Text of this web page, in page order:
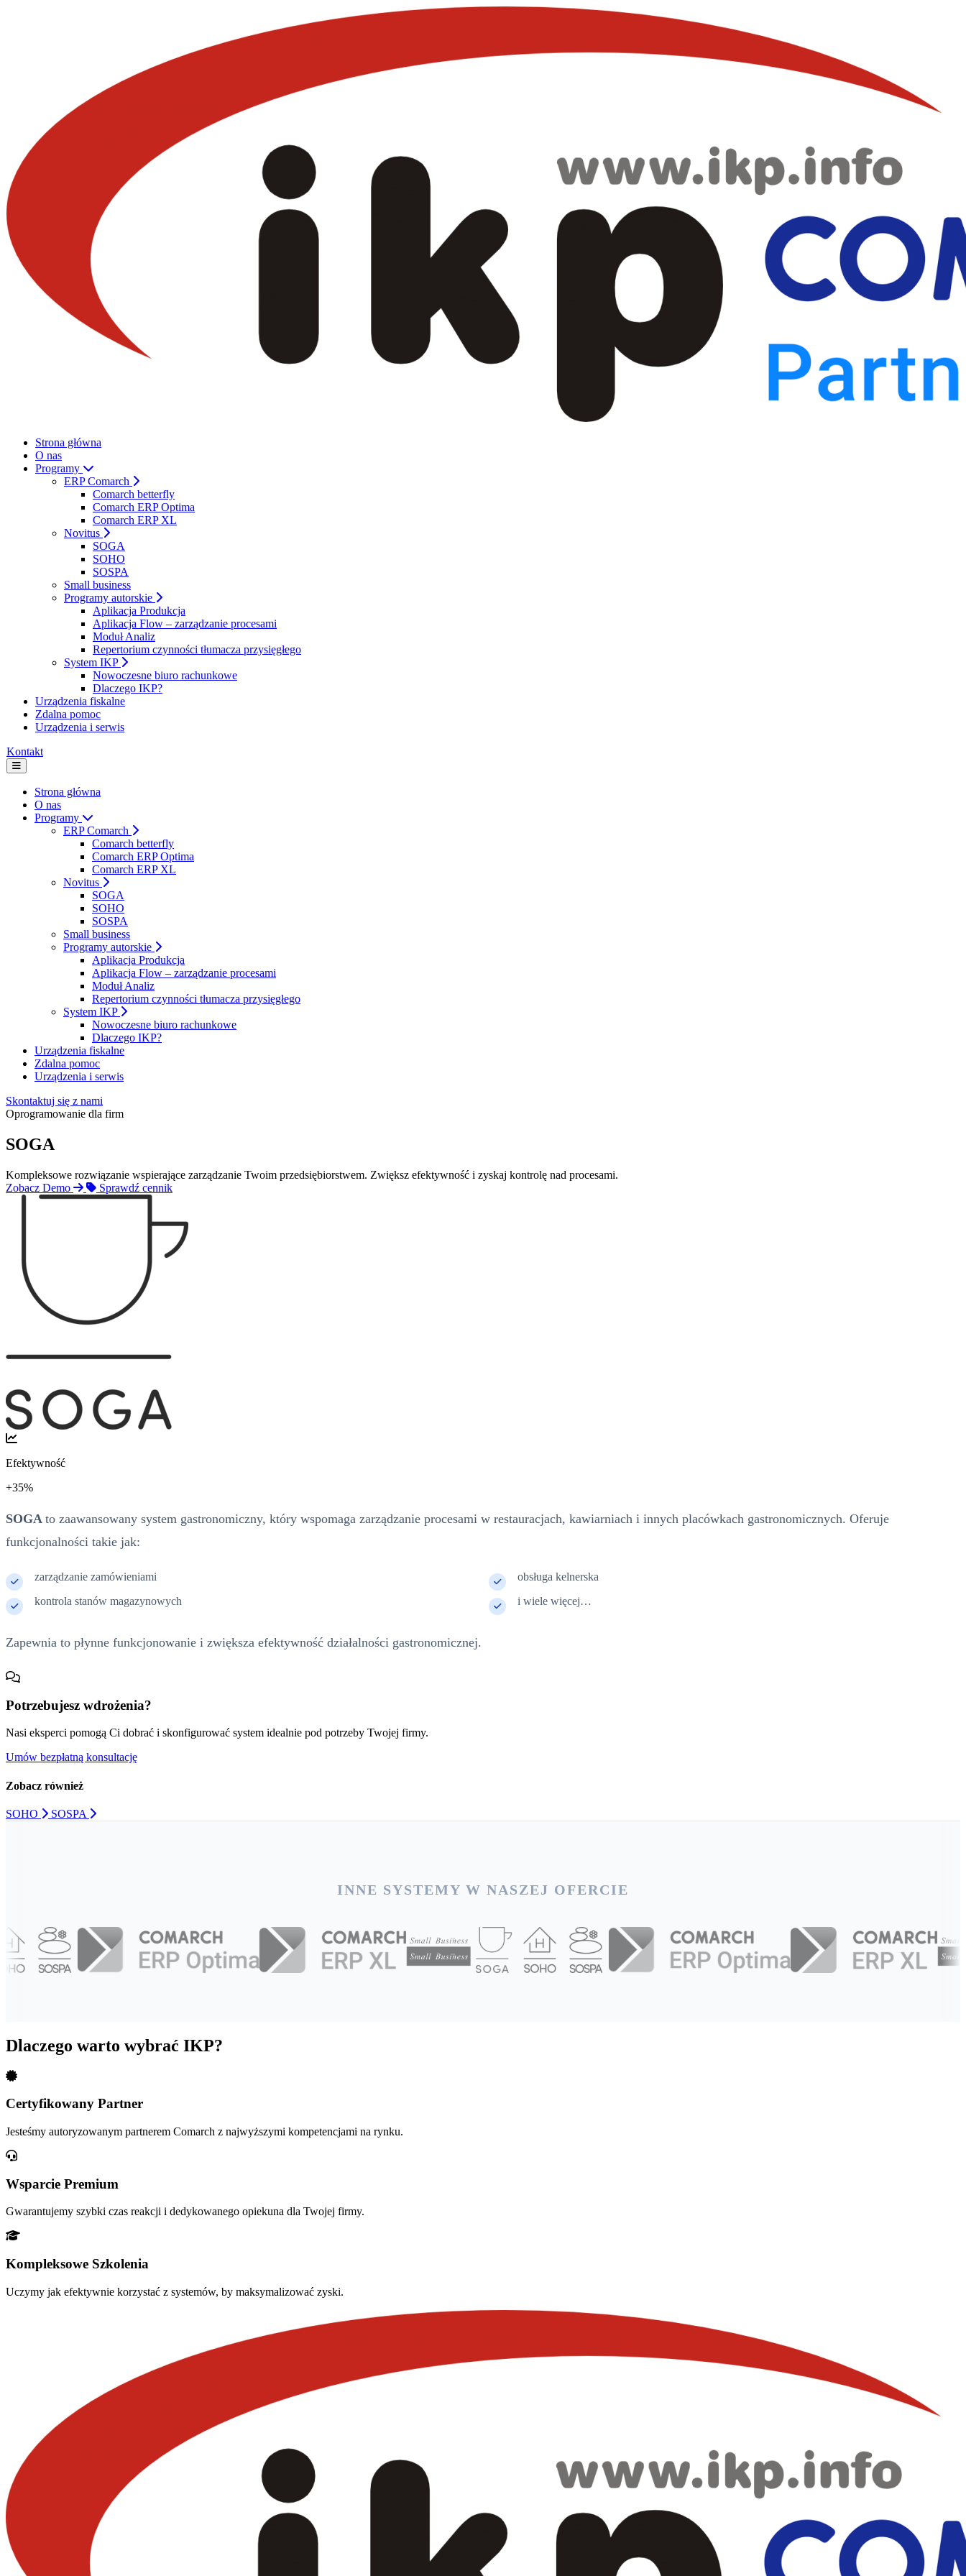
Strona główna
O nas
Programy
ERP Comarch
Comarch betterfly
Comarch ERP Optima
Comarch ERP XL
Novitus
SOGA
SOHO
SOSPA
Small business
Programy autorskie
Aplikacja Produkcja
Aplikacja Flow – zarządzanie procesami
Moduł Analiz
Repertorium czynności tłumacza przysięgłego
System IKP
Nowoczesne biuro rachunkowe
Dlaczego IKP?
Urządzenia fiskalne
Zdalna pomoc
Urządzenia i serwis
Kontakt
Strona główna
O nas
Programy
ERP Comarch
Comarch betterfly
Comarch ERP Optima
Comarch ERP XL
Novitus
SOGA
SOHO
SOSPA
Small business
Programy autorskie
Aplikacja Produkcja
Aplikacja Flow – zarządzanie procesami
Moduł Analiz
Repertorium czynności tłumacza przysięgłego
System IKP
Nowoczesne biuro rachunkowe
Dlaczego IKP?
Urządzenia fiskalne
Zdalna pomoc
Urządzenia i serwis
Skontaktuj się z nami
Oprogramowanie dla firm
SOGA
Kompleksowe rozwiązanie wspierające zarządzanie Twoim przedsiębiorstwem. Zwiększ efektywność i zyskaj kontrolę nad procesami.
Zobacz Demo
Sprawdź cennik
Efektywność
+35%
SOGA to zaawansowany system gastronomiczny, który wspomaga zarządzanie procesami w restauracjach, kawiarniach i innych placówkach gastronomicznych. Oferuje
funkcjonalności takie jak:
zarządzanie zamówieniami
obsługa kelnerska
kontrola stanów magazynowych
i wiele więcej…
Zapewnia to płynne funkcjonowanie i zwiększa efektywność działalności gastronomicznej.
Potrzebujesz wdrożenia?
Nasi eksperci pomogą Ci dobrać i skonfigurować system idealnie pod potrzeby Twojej firmy.
Umów bezpłatną konsultację
Zobacz również
SOHO SOSPA
INNE SYSTEMY W NASZEJ OFERCIE
Dlaczego warto wybrać IKP?
Certyfikowany Partner
Jesteśmy autoryzowanym partnerem Comarch z najwyższymi kompetencjami na rynku.
Wsparcie Premium
Gwarantujemy szybki czas reakcji i dedykowanego opiekuna dla Twojej firmy.
Kompleksowe Szkolenia
Uczymy jak efektywnie korzystać z systemów, by maksymalizować zyski.